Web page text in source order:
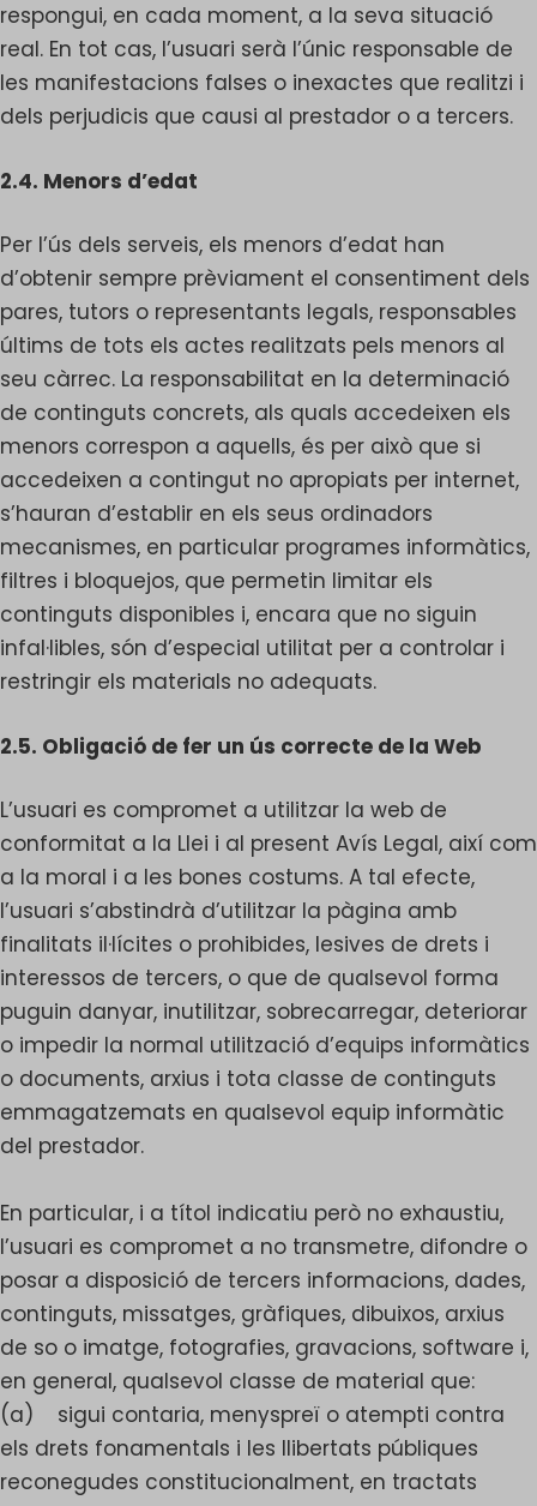
respongui, en cada moment, a la seva situació
real. En tot cas, l’usuari serà l’únic responsable de
les manifestacions falses o inexactes que realitzi i
dels perjudicis que causi al prestador o a tercers.
2.4. Menors d’edat
Per l’ús dels serveis, els menors d’edat han
d’obtenir sempre prèviament el consentiment dels
pares, tutors o representants legals, responsables
últims de tots els actes realitzats pels menors al
seu càrrec. La responsabilitat en la determinació
de continguts concrets, als quals accedeixen els
menors correspon a aquells, és per això que si
accedeixen a contingut no apropiats per internet,
s’hauran d’establir en els seus ordinadors
mecanismes, en particular programes informàtics,
filtres i bloquejos, que permetin limitar els
continguts disponibles i, encara que no siguin
infal·libles, són d’especial utilitat per a controlar i
restringir els materials no adequats.
2.5. Obligació de fer un ús correcte de la Web
L’usuari es compromet a utilitzar la web de
conformitat a la Llei i al present Avís Legal, així com
a la moral i a les bones costums. A tal efecte,
l’usuari s’abstindrà d’utilitzar la pàgina amb
finalitats il·lícites o prohibides, lesives de drets i
interessos de tercers, o que de qualsevol forma
puguin danyar, inutilitzar, sobrecarregar, deteriorar
o impedir la normal utilització d’equips informàtics
o documents, arxius i tota classe de continguts
emmagatzemats en qualsevol equip informàtic
del prestador.
En particular, i a títol indicatiu però no exhaustiu,
l’usuari es compromet a no transmetre, difondre o
posar a disposició de tercers informacions, dades,
continguts, missatges, gràfiques, dibuixos, arxius
de so o imatge, fotografies, gravacions, software i,
en general, qualsevol classe de material que:
(a) sigui contaria, menyspreï o atempti contra
els drets fonamentals i les llibertats públiques
reconegudes constitucionalment, en tractats